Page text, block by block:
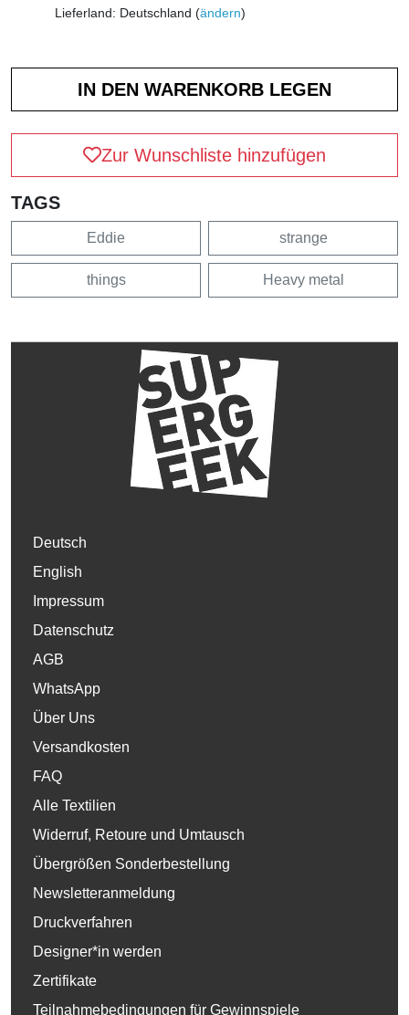
Lieferland: Deutschland (ändern)
Zur Wunschliste hinzufügen
TAGS
Eddie strange
things Heavy metal
Deutsch
English
Impressum
Datenschutz
AGB
WhatsApp
Über Uns
Versandkosten
FAQ
Alle Textilien
Widerruf, Retoure und Umtausch
Übergrößen Sonderbestellung
Newsletteranmeldung
Druckverfahren
Designer*in werden
Zertifikate
Teilnahmebedingungen für Gewinnspiele